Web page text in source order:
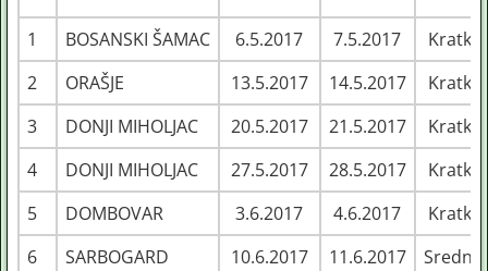
1 BOSANSKI ŠAMAC 6.5.2017 7.5.2017
Kratka
2
ORAŠJE 13.5.2017 14.5.2017
Kratka
3
DONJI MIHOLJAC 20.5.2017 21.5.2017
Kratka
4
DONJI MIHOLJAC 27.5.2017 28.5.2017
Kratka
5
DOMBOVAR 3.6.2017 4.6.2017
Kratka
6
SARBOGARD 10.6.2017 11.6.2017
Srednja